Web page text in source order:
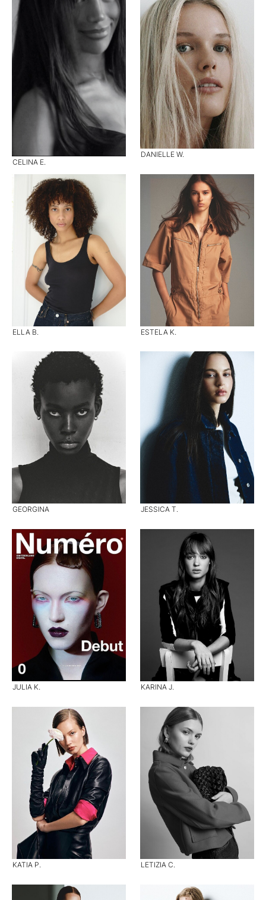
CELINA E.
DANIELLE W.
ELLA B. ESTELA K.
GEORGINA JESSICA T.
JULIA K. KARINA J.
KATIA P. LETIZIA C.